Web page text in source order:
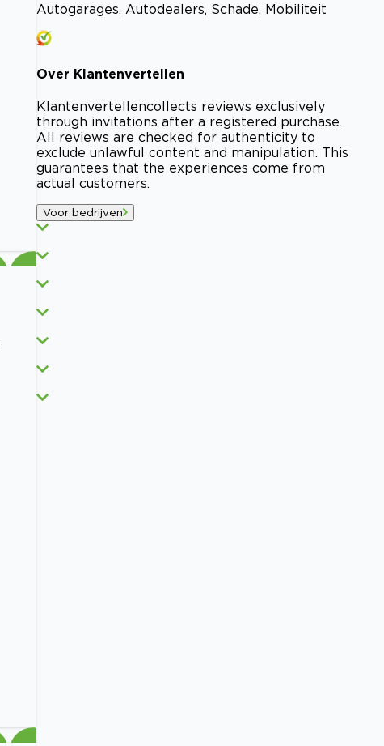
Autogarages, Autodealers, Schade, Mobiliteit
Over Klantenvertellen
Klantenvertellencollects reviews exclusively
through invitations after a registered purchase.
All reviews are checked for authenticity to
exclude unlawful content and manipulation. This
guarantees that the experiences come from
actual customers.
Voor bedrijven